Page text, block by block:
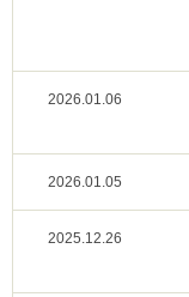
2026.01.06
2026.01.05
2025.12.26